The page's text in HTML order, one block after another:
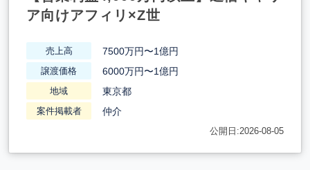
ア向けアフィリ×Z世
売上高 7500万円〜1億円
譲渡価格 6000万円〜1億円
地域 東京都
案件掲載者 仲介
公開日:2026-08-05